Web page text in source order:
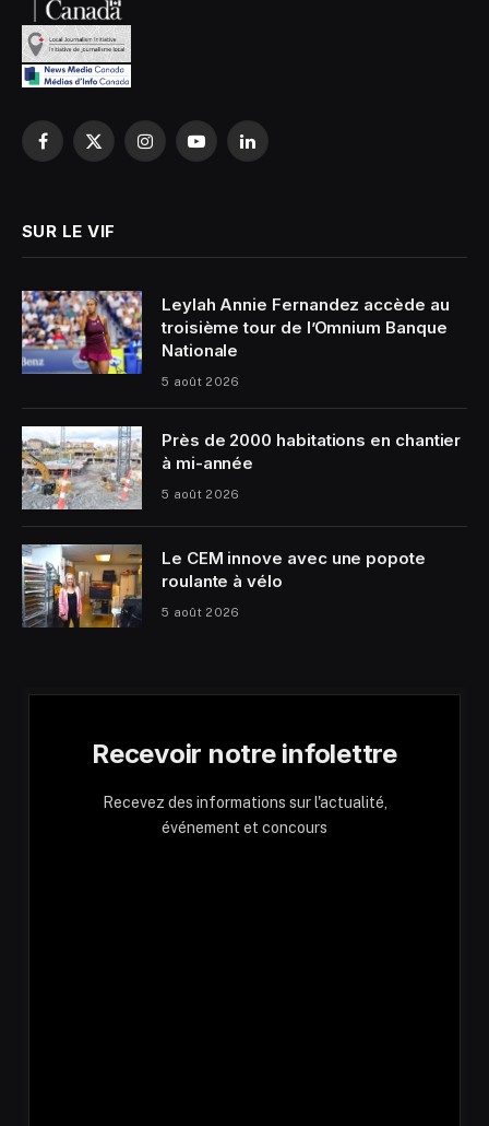
Facebook
X
InstagramYouTubeLinkedIn
SUR LE VIF
Leylah Annie Fernandez accède au
troisième tour de l’Omnium Banque
Nationale
5 août 2026
Près de 2000 habitations en chantier
à mi-année
5 août 2026
Le CEM innove avec une popote
roulante à vélo
5 août 2026
Recevoir notre infolettre
Recevez des informations sur l'actualité,
événement et concours